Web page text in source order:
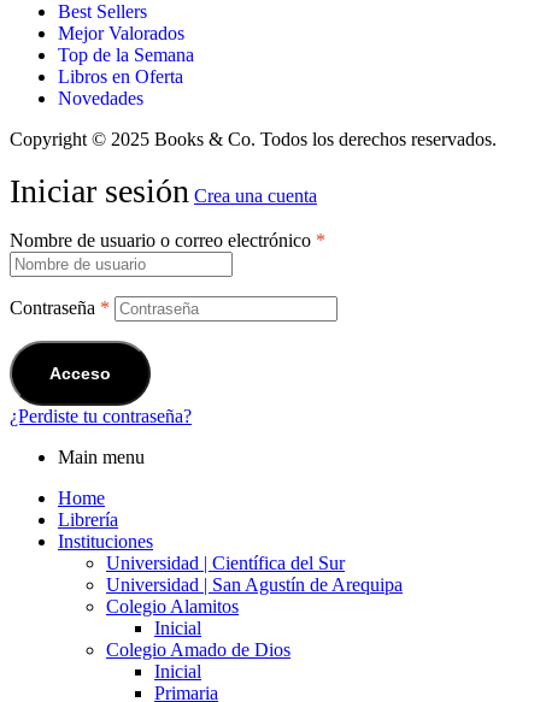
Best Sellers
Mejor Valorados
Top de la Semana
Libros en Oferta
Novedades
Copyright © 2025 Books & Co. Todos los derechos reservados.
Iniciar sesión Crea una cuenta
Nombre de usuario o correo electrónico *
Contraseña *
Acceso
¿Perdiste tu contraseña?
Main menu
Home
Librería
Instituciones
Universidad | Científica del Sur
Universidad | San Agustín de Arequipa
Colegio Alamitos
Inicial
Colegio Amado de Dios
Inicial
Primaria